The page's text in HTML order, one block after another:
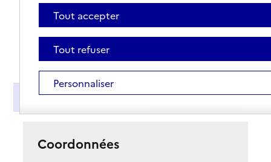
Présentation
Coordonnées
Tout accepter
Tout refuser
Personnaliser